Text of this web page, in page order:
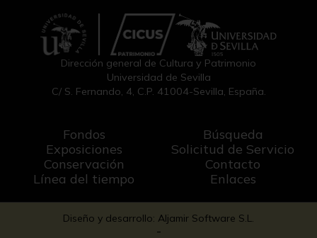
Dirección general de Cultura y Patrimonio
Universidad de Sevilla
C/ S. Fernando, 4, C.P. 41004-Sevilla, España.
Fondos
Exposiciones
Conservación
Línea del tiempo
Búsqueda
Solicitud de Servicio
Contacto
Enlaces
Diseño y desarrollo: Aljamir Software S.L.
-